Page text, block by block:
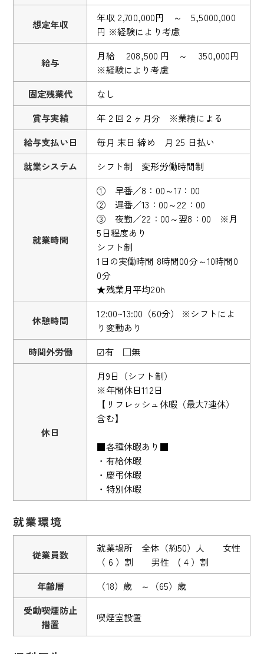
想定年収
年収 2,700,000円 ～ 5,5000,000
円 ※経験により考慮
給与
月給 208,500 円 ～ 350,000円
※経験により考慮
固定残業代
なし
賞与実績
年 2 回２ヶ月分 ※業績による
給与支払い日
毎月 末日 締め 月 25 日払い
就業システム
シフト制 変形労働時間制
就業時間
① 早番／8：00～17：00
② 遅番／13：00～22：00
③ 夜勤／22：00～翌8：00 ※月
5日程度あり
シフト制
1日の実働時間 8時間00分～10時間0
0分
★残業月平均20h
休憩時間
12:00~13:00（60分） ※シフトによ
り変動あり
時間外労働
☑有 □無
休日
月9日（シフト制）
※年間休日112日
【リフレッシュ休暇（最大7連休）
含む】
■各種休暇あり■
・有給休暇
・慶弔休暇
・特別休暇
就業環境
従業員数
就業場所 全体（約50）人 女性
（ 6 ）割 男性 ( 4 ）割
年齢層
（18）歳 ～（65）歳
受動喫煙防止
措置
喫煙室設置